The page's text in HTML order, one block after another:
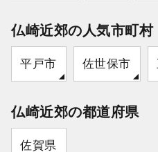
仏崎近郊の人気市町村
平戸市 佐世保市
仏崎近郊の都道府県
佐賀県